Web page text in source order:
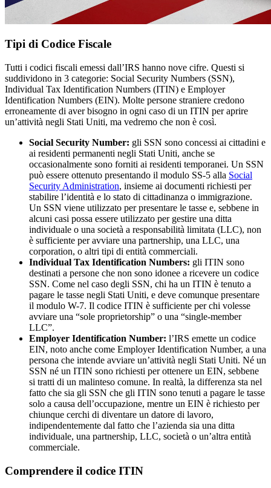
Tipi di Codice Fiscale
Tutti i codici fiscali emessi dall’IRS hanno nove cifre. Questi si
suddividono in 3 categorie: Social Security Numbers (SSN),
Individual Tax Identification Numbers (ITIN) e Employer
Identification Numbers (EIN). Molte persone straniere credono
erroneamente di aver bisogno in ogni caso di un ITIN per aprire
un’attività negli Stati Uniti, ma vedremo che non è così.
Social Security Number: gli SSN sono concessi ai cittadini e
ai residenti permanenti negli Stati Uniti, anche se
occasionalmente sono forniti ai residenti temporanei. Un SSN
può essere ottenuto presentando il modulo SS-5 alla Social
Security Administration, insieme ai documenti richiesti per
stabilire l’identità e lo stato di cittadinanza o immigrazione.
Un SSN viene utilizzato per presentare le tasse e, sebbene in
alcuni casi possa essere utilizzato per gestire una ditta
individuale o una società a responsabilità limitata (LLC), non
è sufficiente per avviare una partnership, una LLC, una
corporation, o altri tipi di entità commerciali.
Individual Tax Identification Numbers: gli ITIN sono
destinati a persone che non sono idonee a ricevere un codice
SSN. Come nel caso degli SSN, chi ha un ITIN è tenuto a
pagare le tasse negli Stati Uniti, e deve comunque presentare
il modulo W-7. Il codice ITIN è sufficiente per chi volesse
avviare una “sole proprietorship” o una “single-member
LLC”.
Employer Identification Number: l’IRS emette un codice
EIN, noto anche come Employer Identification Number, a una
persona che intende avviare un’attività negli Stati Uniti. Né un
SSN né un ITIN sono richiesti per ottenere un EIN, sebbene
si tratti di un malinteso comune. In realtà, la differenza sta nel
fatto che sia gli SSN che gli ITIN sono tenuti a pagare le tasse
solo a causa dell’occupazione, mentre un EIN è richiesto per
chiunque cerchi di diventare un datore di lavoro,
indipendentemente dal fatto che l’azienda sia una ditta
individuale, una partnership, LLC, società o un’altra entità
commerciale.
Comprendere il codice ITIN